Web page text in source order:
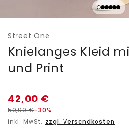
Street One
Knielanges Kleid
und Print
42,00 €
59,99€-30%
inkl. MwSt. zzgl. Versandkosten